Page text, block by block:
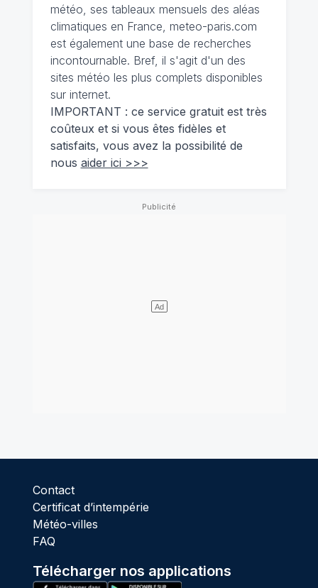
météo, ses tableaux mensuels des aléas
climatiques en France, meteo-paris.com
est également une base de recherches
incontournable. Bref, il s'agit d'un des
sites météo les plus complets disponibles
sur internet.
IMPORTANT : ce service gratuit est très
coûteux et si vous êtes fidèles et
satisfaits, vous avez la possibilité de
nous aider ici >>>
Contact
Certificat d’intempérie
Météo-villes
FAQ
Télécharger nos applications